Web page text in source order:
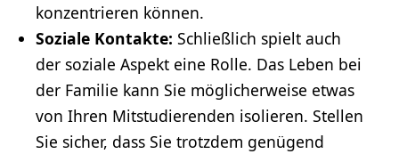
konzentrieren können.
Soziale Kontakte: Schließlich spielt auch
der soziale Aspekt eine Rolle. Das Leben bei
der Familie kann Sie möglicherweise etwas
von Ihren Mitstudierenden isolieren. Stellen
Sie sicher, dass Sie trotzdem genügend